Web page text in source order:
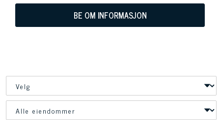
BE OM INFORMASJON